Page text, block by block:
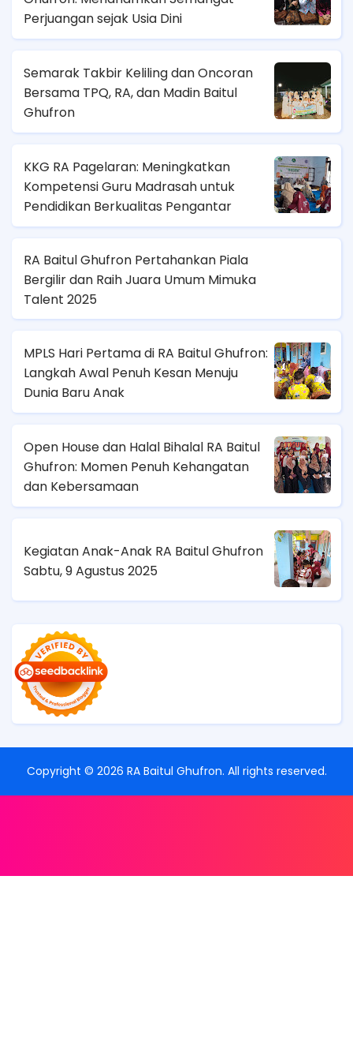
Perjuangan sejak Usia Dini
Semarak Takbir Keliling dan Oncoran
Bersama TPQ, RA, dan Madin Baitul
Ghufron
KKG RA Pagelaran: Meningkatkan
Kompetensi Guru Madrasah untuk
Pendidikan Berkualitas Pengantar
RA Baitul Ghufron Pertahankan Piala
Bergilir dan Raih Juara Umum Mimuka
Talent 2025
MPLS Hari Pertama di RA Baitul Ghufron:
Langkah Awal Penuh Kesan Menuju
Dunia Baru Anak
Open House dan Halal Bihalal RA Baitul
Ghufron: Momen Penuh Kehangatan
dan Kebersamaan
Kegiatan Anak-Anak RA Baitul Ghufron
Sabtu, 9 Agustus 2025
Copyright © 2026 RA Baitul Ghufron. All rights reserved.